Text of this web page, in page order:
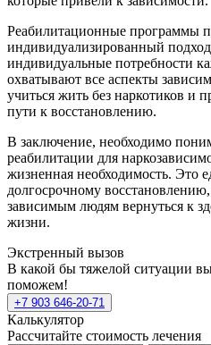
Реабилитационные программы
индивидуализированный
индивидуальные потребности
охватывают все аспекты
учиться жить без наркотиков и
пути к восстановлению.
В заключение, необходимо
реабилитации для
жизненная необходимость. Это
долгосрочному
зависимым людям вернуться к
жизни.
Экстренный вызов
В какой бы тяжелой ситуации
поможем!
+7 903 646-20-71
Калькулятор
Рассчитайте стоимость лечения